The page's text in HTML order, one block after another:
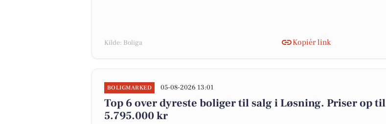
Kilde: Boliga Kopiér link
BOLIGMARKED 05-08-2026 13:01
Top 6 over dyreste boliger til salg i Løsning. Priser op til
5.795.000 kr